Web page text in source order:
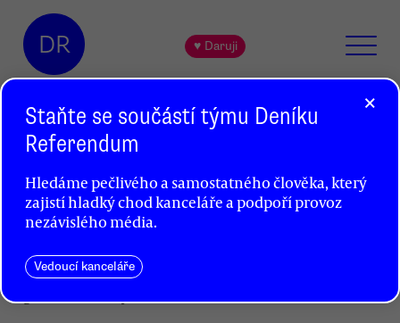
DR ♥ Daruji
Demonstrace proti korupci
na liberecké radnici
David Mužík
Atmosféru středeční liberecké demonstrace
proti odvolání primátora Korytáře přibližujeme
×
Staňte se součástí týmu Deníku
Referendum
Hledáme pečlivého a samostatného člověka, který
zajistí hladký chod kanceláře a podpoří provoz
nezávislého média.
Vedoucí kanceláře